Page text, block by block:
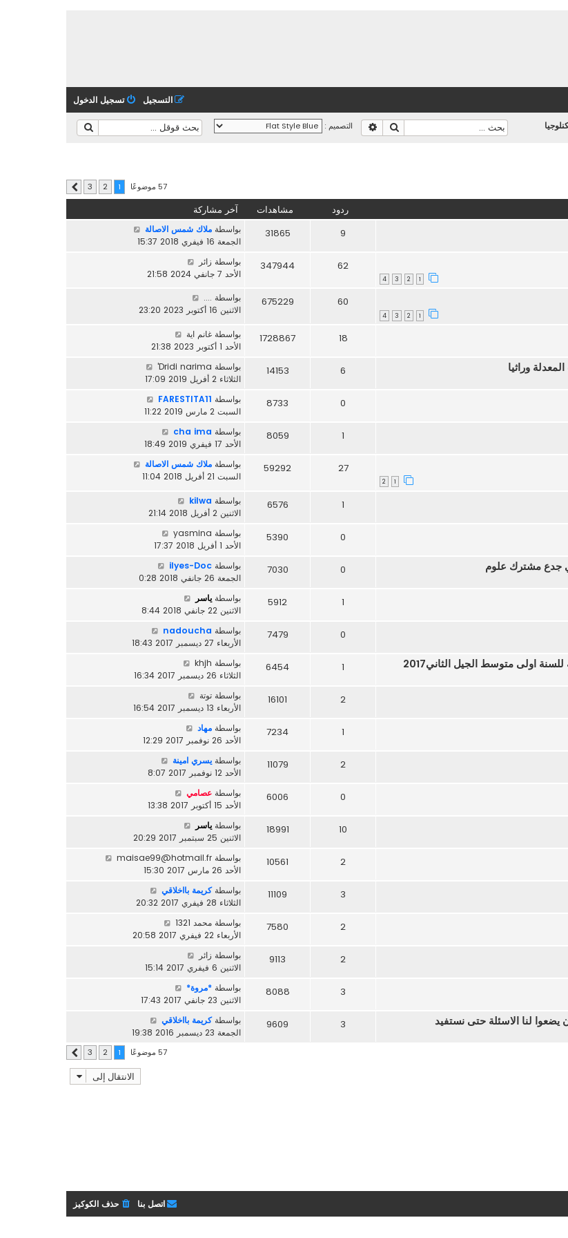
تسجيل الدخول التسجيل
التصميم : بحث بحث متقدم
57 موضوعًا 1
2
3 التالي
ردود مشاهدات آخر مشاركة
9
31865 بواسطة ملاك شمس الاصالة
الجمعة 16 فيفري 2018 15:37
1
2
3
4
62
347944 بواسطة زائر
الأحد 7 جانفي 2024 21:58
1
2
3
4
60
675229 بواسطة ....
الاثنين 16 أكتوبر 2023 23:20
18
1728867 بواسطة غانم اية
الأحد 1 أكتوبر 2023 21:38
وراثيا 6
14153 بواسطة Dridi narima'
الثلاثاء 2 أفريل 2019 17:09
0
8733 بواسطة FARESTITA11
السبت 2 مارس 2019 11:22
1
8059 بواسطة cha ima
الأحد 17 فيفري 2019 18:49
1
2
27
59292 بواسطة ملاك شمس الاصالة
السبت 21 أفريل 2018 11:04
1
6576 بواسطة kilwa
الاثنين 2 أفريل 2018 21:14
0
5390 بواسطة yasmina
الأحد 1 أفريل 2018 17:37
جدع مشترك علوم 0
7030 بواسطة ilyes-Doc
الجمعة 26 جانفي 2018 0:28
1
5912 بواسطة ياسر
الاثنين 22 جانفي 2018 8:44
0
7479 بواسطة nadoucha
الأربعاء 27 ديسمبر 2017 18:43
اولى متوسط الجيل الثاني2017 1
6454 بواسطة khjh
الثلاثاء 26 ديسمبر 2017 16:34
2
16101 بواسطة توتة
الأربعاء 13 ديسمبر 2017 16:54
1
7234 بواسطة مهاد
الأحد 26 نوفمبر 2017 12:29
2
11079 بواسطة يسري امينة
الأحد 12 نوفمبر 2017 8:07
0
6006 بواسطة عصامي
الأحد 15 أكتوبر 2017 13:38
10
18991 بواسطة ياسر
الاثنين 25 سبتمبر 2017 20:29
2
10561 بواسطة maisae99@hotmail.fr
الأحد 26 مارس 2017 15:30
3
11109 بواسطةكريمة بااخلاقي
الثلاثاء 28 فيفري 2017 20:32
2
7580 بواسطة محمد 1321
الأربعاء 22 فيفري 2017 20:58
2
9113 بواسطة زائر
الاثنين 6 فيفري 2017 15:14
3
8088 بواسطة *مروة*
الاثنين 23 جانفي 2017 17:43
3
9609 بواسطةكريمة بااخلاقي
الجمعة 23 ديسمبر 2016 19:38
57 موضوعًا 1
2
3 التالي
الانتقال إلى
حذف الكوكيز اتصل بنا